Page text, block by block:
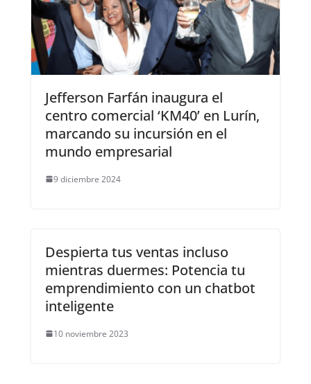
Jefferson Farfán inaugura el
centro comercial ‘KM40’ en Lurín,
marcando su incursión en el
mundo empresarial
9 diciembre 2024
Despierta tus ventas incluso
mientras duermes: Potencia tu
emprendimiento con un chatbot
inteligente
10 noviembre 2023